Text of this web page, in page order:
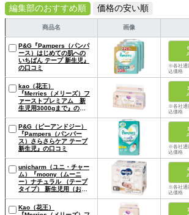
編集部のおすすめ順
価格の安い順
商品名 画像
P&G『Pampers（パンパ
ース）はじめての肌への
いちばん テープ 新生児』
の口コミ
※各社通
込価格
kao（花王）
『Merries（メリーズ）フ
ァーストプレミアム 新
生児用3000gまで』の口
※各社通
込価格
P&G（ピーアンドジー）
『Pampers（パンパー
ス）さらさらケア テープ
新生児』の口コミ
※各社通
込価格
unicharm（ユニ・チャー
ム）『moony（ムーニ
ー）ナチュラル （テープ
タイプ） 新生児用（お誕
※各社通
込価格
Kao（花王）